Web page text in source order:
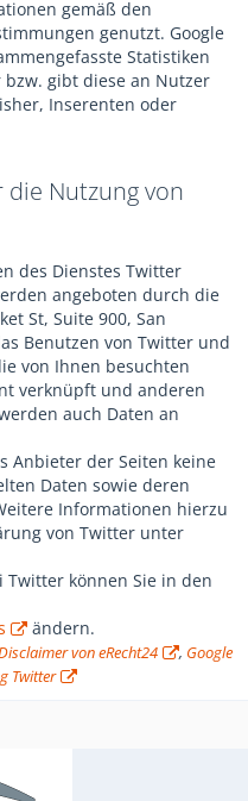
gemäß den
genutzt. Google
Statistiken
gibt diese an Nutzer
Inserenten oder
Nutzung von
des Dienstes Twitter
angeboten durch die
St, Suite 900, San
Benutzen von Twitter und
von Ihnen besuchten
verknüpft und anderen
auch Daten an
Anbieter der Seiten keine
Daten sowie deren
Informationen hierzu
von Twitter unter
können Sie in den
ändern.
von eRecht24 , Google
Twitter